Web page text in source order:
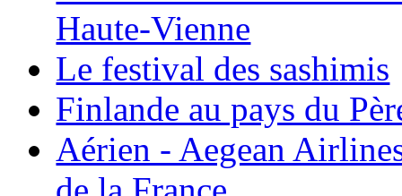
Haute-Vienne
Le festival des sashimis
Finlande au pays du
Aérien - Aegean